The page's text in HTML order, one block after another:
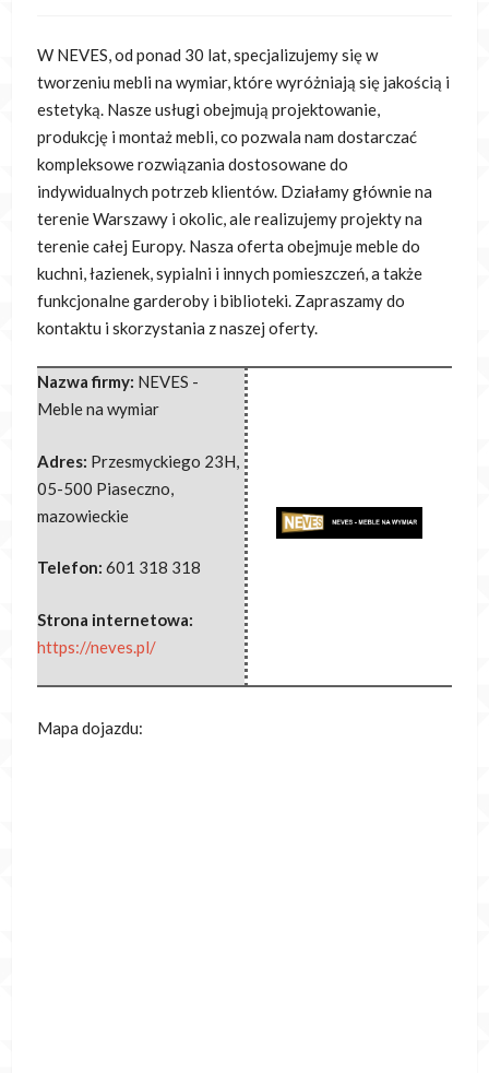
W NEVES, od ponad 30 lat, specjalizujemy się w
tworzeniu mebli na wymiar, które wyróżniają się jakością i
estetyką. Naszeusługi obejmują projektowanie,
produkcję i montaż mebli, co pozwala nam dostarczać
kompleksowe rozwiązania dostosowane do
indywidualnych potrzeb klientów. Działamy głównie na
terenie Warszawy i okolic, ale realizujemy projekty na
terenie całej Europy. Nasza oferta obejmuje meble do
kuchni, łazienek, sypialni i innych pomieszczeń, a także
funkcjonalne garderoby i biblioteki. Zapraszamy do
kontaktu i skorzystania z naszej oferty.
Nazwa firmy: NEVES -
Meble na wymiar
Adres: Przesmyckiego 23H,
05-500 Piaseczno,
mazowieckie
Telefon: 601 318 318
Strona internetowa:
https://neves.pl/
Mapa dojazdu: